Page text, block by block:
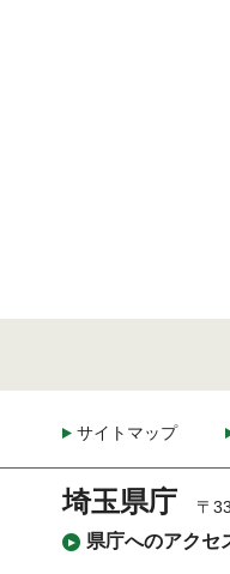
サイトマップ
埼玉県庁
県庁へのアクセ
〒